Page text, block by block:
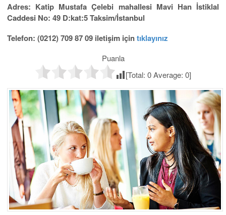
Adres: Katip Mustafa Çelebi mahallesi Mavi Han İstiklal
Caddesi No: 49 D:kat:5 Taksim/İstanbul
Telefon: (0212) 709 87 09 iletişim içintıklayınız
Puanla
[Total: 0Average: 0]